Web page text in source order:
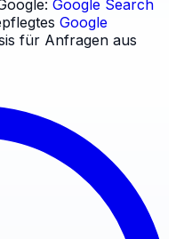
Google Search
Google
für Anfragen aus